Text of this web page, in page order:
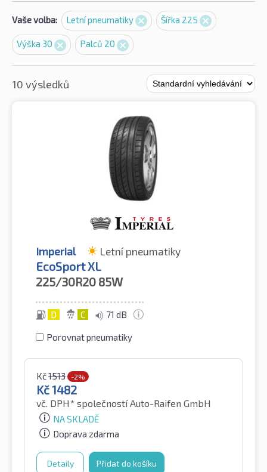
Vaše volba: Letní pneumatiky Šířka 225
Výška 30 Palců 20
10 výsledků
Imperial Letní pneumatiky
EcoSport XL
225/30R20 85W
D C 71 dB
Porovnat pneumatiky
Kč1513 -2%
Kč1482
vč. DPH* společností Auto-Raifen GmbH
NA SKLADĚ
Doprava zdarma
Detaily Přidat do košíku